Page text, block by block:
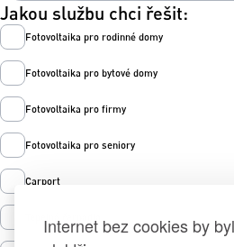
Internet bez cookies by
Jakou službu chci řešit:
Fotovoltaika pro rodinné domy
Fotovoltaika pro bytové domy
Fotovoltaika pro firmy
Fotovoltaika pro seniory
Carport